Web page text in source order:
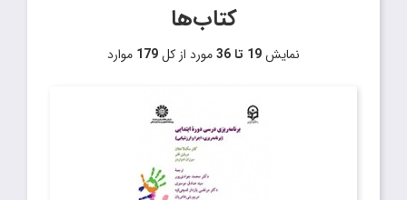
کتاب‌ها
نمایش19 تا 36 مورد از کل179 موارد